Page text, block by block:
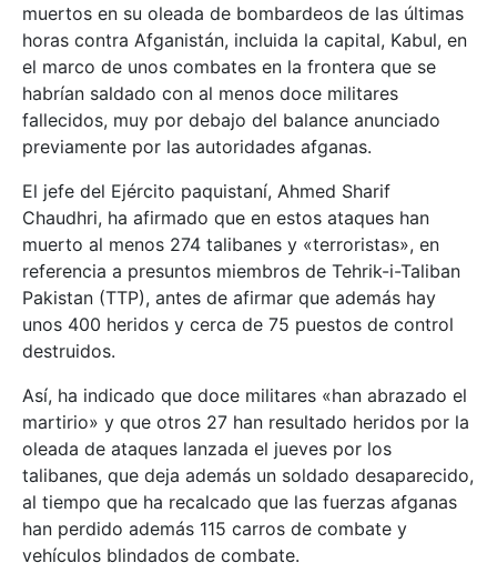
muertos en su oleada de bombardeos de las últimas
horas contra Afganistán, incluida la capital, Kabul, en
el marco de unos combates en la frontera que se
habrían saldado con al menos doce militares
fallecidos, muy por debajo del balance anunciado
previamente por las autoridades afganas.
El jefe del Ejército paquistaní, Ahmed Sharif
Chaudhri, ha afirmado que en estos ataques han
muerto al menos 274 talibanes y «terroristas», en
referencia a presuntos miembros de Tehrik-i-Taliban
Pakistan (TTP), antes de afirmar que además hay
unos 400 heridos y cerca de 75 puestos de control
destruidos.
Así, ha indicado que doce militares «han abrazado el
martirio» y que otros 27 han resultado heridos por la
oleada de ataques lanzada el jueves por los
talibanes, que deja además un soldado desaparecido,
al tiempo que ha recalcado que las fuerzas afganas
han perdido además 115 carros de combate y
vehículos blindados de combate.